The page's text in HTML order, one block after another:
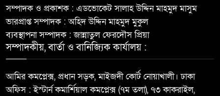
সম্পাদক ও প্রকাশক : এডভোকেট সালাহ উদ্দিন মাহমুদ মাসুম
ভারপ্রাপ্ত সম্পাদক : অহিদ উদ্দিন মাহমুদ মুকুল
ব্যবস্থাপনা সম্পাদক : জান্নাতুল ফেরদৌস প্রিয়া
সম্পাদকীয়, বার্তা ও বানিজ্যিক কার্যালয় :
আমির কমপ্লেক্স, প্রধান সড়ক, মাইজদী কোর্ট নোয়াখালী। ঢাকা
অফিস : ইস্টার্ন কমার্শিয়াল কমপ্লেক্স (৭ম তলা), ৭৩ কাকরাইল,